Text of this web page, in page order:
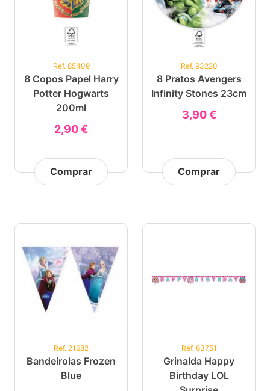
Ref. 85409
8 Copos Papel Harry
Potter Hogwarts
200ml
2,90 €
Comprar
Ref. 93220
8 Pratos Avengers
Infinity Stones 23cm
3,90 €
Comprar
Ref. 21682
Bandeirolas Frozen
Blue
Ref. 63751
Grinalda Happy
Birthday LOL